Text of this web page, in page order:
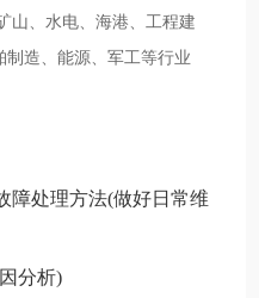
山、水电、海港、工程建
造、能源、军工等行业
障处理方法(做好日常维
分析)